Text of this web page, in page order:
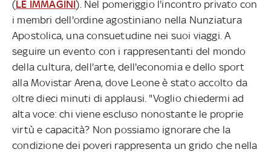
(LE IMMAGINI). Nel pomeriggio l'incontro privato con
i membri dell'ordine agostiniano nella Nunziatura
Apostolica, una consuetudine nei suoi viaggi. A
seguire un evento con i rappresentanti del mondo
della cultura, dell'arte, dell'economia e dello sport
alla Movistar Arena, dove Leone è stato accolto da
oltre dieci minuti di applausi. "Voglio chiedermi ad
alta voce: chi viene escluso nonostante le proprie
virtù e capacità? Non possiamo ignorare che la
condizione dei poveri rappresenta un grido che nella